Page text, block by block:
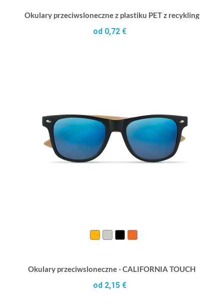
Okulary przeciwsloneczne z plastiku PET z recyklingu Sun
od 0,72 €
Okulary przeciwsloneczne - CALIFORNIA TOUCH
od 2,15 €